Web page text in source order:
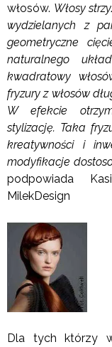
włosów. Włosy
wydzielanych z
geometryczne
naturalnego
kwadratowy
fryzury z włosów
W efekcie
stylizację. Taka
kreatywności i
modyfikacje
podpowiada
MilekDesign
Dla tych którzy